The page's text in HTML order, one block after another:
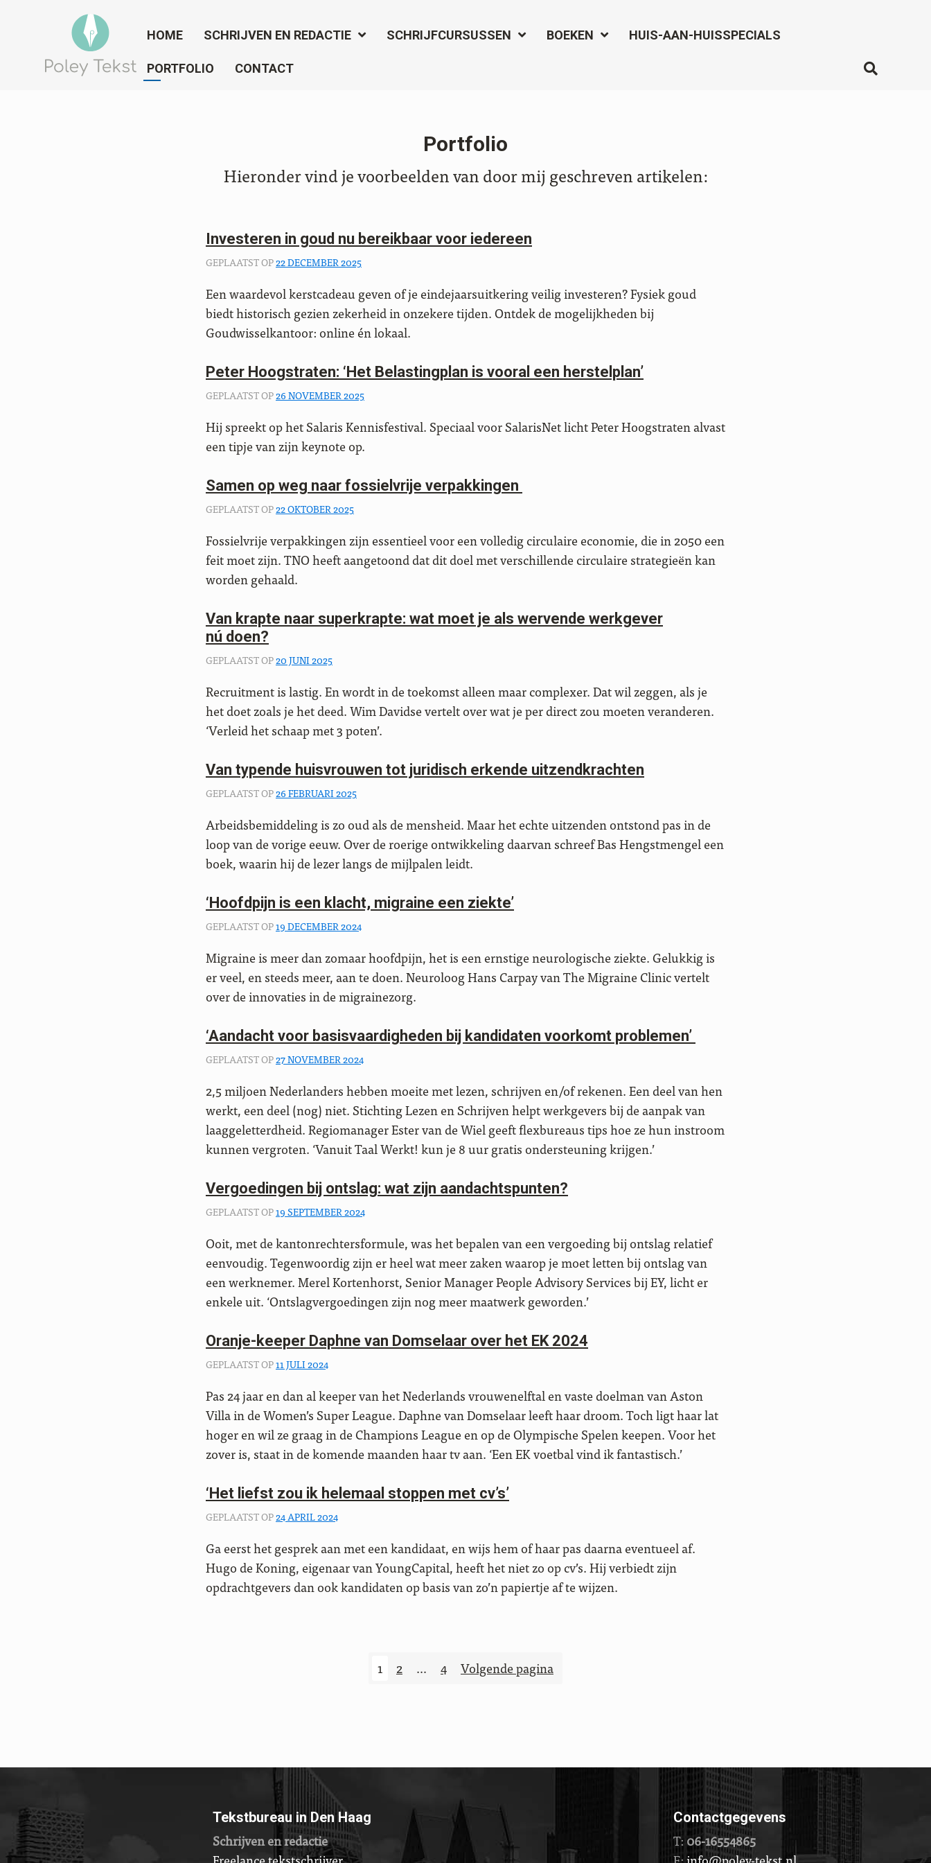
HOME SCHRIJVEN EN REDACTIE SCHRIJFCURSUSSEN BOEKEN HUIS-AAN-HUISSPECIALS
PORTFOLIO CONTACT
Portfolio
Hieronder vind je voorbeelden van door mij geschreven artikelen:
Investeren in goud nu bereikbaar voor iedereen
GEPLAATST OP22 DECEMBER 2025
Een waardevol kerstcadeau geven of je eindejaarsuitkering veilig investeren? Fysiek goud
biedt historisch gezien zekerheid in onzekere tijden. Ontdek de mogelijkheden bij
Goudwisselkantoor: online én lokaal.
Peter Hoogstraten: ‘Het Belastingplan is vooral een herstelplan’
GEPLAATST OP26 NOVEMBER 2025
Hij spreekt op het Salaris Kennisfestival. Speciaal voor SalarisNet licht Peter Hoogstraten alvast
een tipje van zijn keynote op.
Samen op weg naar fossielvrije verpakkingen
GEPLAATST OP22 OKTOBER 2025
Fossielvrije verpakkingen zijn essentieel voor een volledig circulaire economie, die in 2050 een
feit moet zijn. TNO heeft aangetoond dat dit doel met verschillende circulaire strategieën kan
worden gehaald.
Van krapte naar superkrapte: wat moet je als wervende werkgever
nú doen?
GEPLAATST OP20 JUNI 2025
Recruitment is lastig. En wordt in de toekomst alleen maar complexer. Dat wil zeggen, als je
het doet zoals je het deed. Wim Davidse vertelt over wat je per direct zou moeten veranderen.
‘Verleid het schaap met 3 poten’.
Van typende huisvrouwen tot juridisch erkende uitzendkrachten
GEPLAATST OP26 FEBRUARI 2025
Arbeidsbemiddeling is zo oud als de mensheid. Maar het echte uitzenden ontstond pas in de
loop van de vorige eeuw. Over de roerige ontwikkeling daarvan schreef Bas Hengstmengel een
boek, waarin hij de lezer langs de mijlpalen leidt.
‘Hoofdpijn is een klacht, migraine een ziekte’
GEPLAATST OP19 DECEMBER 2024
Migraine is meer dan zomaar hoofdpijn, het is een ernstige neurologische ziekte. Gelukkig is
er veel, en steeds meer, aan te doen. Neuroloog Hans Carpay van The Migraine Clinic vertelt
over de innovaties in de migrainezorg.
‘Aandacht voor basisvaardigheden bij kandidaten voorkomt problemen’
GEPLAATST OP27 NOVEMBER 2024
2,5 miljoen Nederlanders hebben moeite met lezen, schrijven en/of rekenen. Een deel van hen
werkt, een deel (nog) niet. Stichting Lezen en Schrijven helpt werkgevers bij de aanpak van
laaggeletterdheid. Regiomanager Ester van de Wiel geeft flexbureaus tips hoe ze hun instroom
kunnen vergroten. ‘Vanuit Taal Werkt! kun je 8 uur gratis ondersteuning krijgen.’
Vergoedingen bij ontslag: wat zijn aandachtspunten?
GEPLAATST OP19 SEPTEMBER 2024
Ooit, met de kantonrechtersformule, was het bepalen van een vergoeding bij ontslag relatief
eenvoudig. Tegenwoordig zijn er heel wat meer zaken waarop je moet letten bij ontslag van
een werknemer. Merel Kortenhorst, Senior Manager People Advisory Services bij EY, licht er
enkele uit. ‘Ontslagvergoedingen zijn nog meer maatwerk geworden.’
Oranje-keeper Daphne van Domselaar over het EK 2024
GEPLAATST OP11 JULI 2024
Pas 24 jaar en dan al keeper van het Nederlands vrouwenelftal en vaste doelman van Aston
Villa in de Women’s Super League. Daphne van Domselaar leeft haar droom. Toch ligt haar lat
hoger en wil ze graag in de Champions League en op de Olympische Spelen keepen. Voor het
zover is, staat in de komende maanden haar tv aan. ‘Een EK voetbal vind ik fantastisch.’
‘Het liefst zou ik helemaal stoppen met cv’s’
GEPLAATST OP24 APRIL 2024
Ga eerst het gesprek aan met een kandidaat, en wijs hem of haar pas daarna eventueel af.
Hugo de Koning, eigenaar van YoungCapital, heeft het niet zo op cv’s. Hij verbiedt zijn
opdrachtgevers dan ook kandidaten op basis van zo’n papiertje af te wijzen.
1 2 … 4 Volgende pagina
Tekstbureau in Den Haag
Schrijven en redactie
Contactgegevens
T: 06-16554865